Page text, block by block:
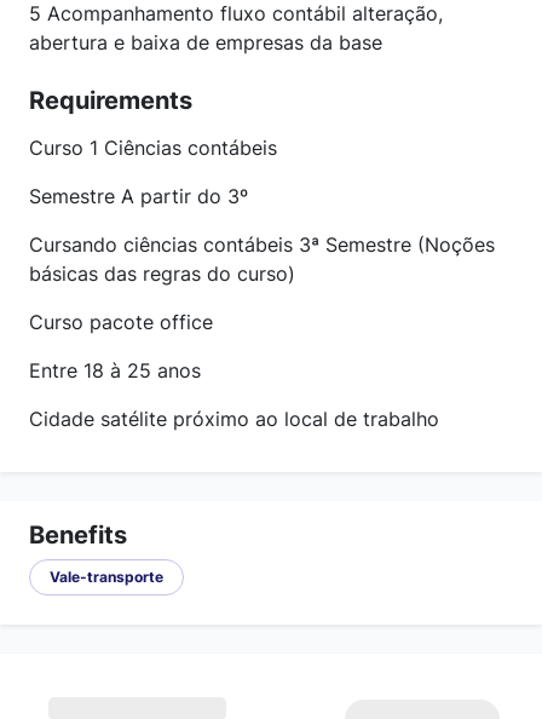
5 Acompanhamento fluxo contábil alteração,
abertura e baixa de empresas da base
Requirements
Curso 1 Ciências contábeis
Semestre A partir do 3º
Cursando ciências contábeis 3ª Semestre (Noções
básicas das regras do curso)
Curso pacote office
Entre 18 à 25 anos
Cidade satélite próximo ao local de trabalho
Benefits
Vale-transporte